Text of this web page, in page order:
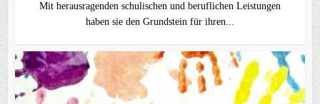
Mit herausragenden schulischen und beruflichen Leistungen
haben sie den Grundstein für ihren...